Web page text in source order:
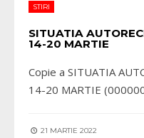
STIRI
SITUATIA
14-20 MARTIE
Copie a SITUATIA
14-20 MARTIE
21 MARTIE 2022